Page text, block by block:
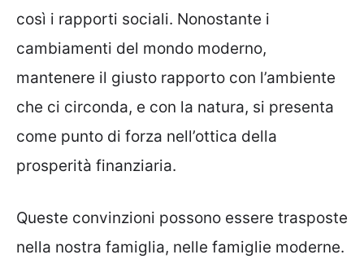
così i rapporti sociali. Nonostante i
cambiamenti del mondo moderno,
mantenere il giusto rapporto con l’ambiente
che ci circonda, e con la natura, si presenta
come punto di forza nell’ottica della
prosperità finanziaria.
Queste convinzioni possono essere trasposte
nella nostra famiglia, nelle famiglie moderne.